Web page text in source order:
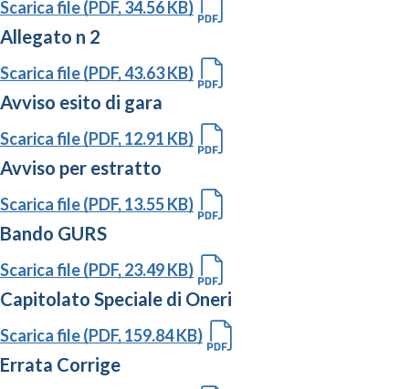
Scarica file (PDF, 34.56 KB)
Allegato n 2
Scarica file (PDF, 43.63 KB)
Avviso esito di gara
Scarica file (PDF, 12.91 KB)
Avviso per estratto
Scarica file (PDF, 13.55 KB)
Bando GURS
Scarica file (PDF, 23.49 KB)
Capitolato Speciale di Oneri
Scarica file (PDF, 159.84 KB)
Errata Corrige